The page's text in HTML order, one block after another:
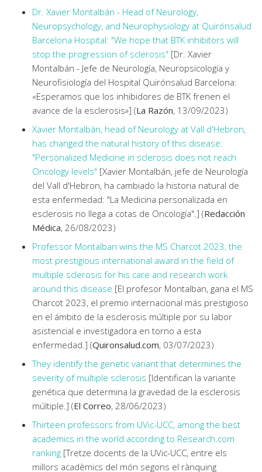
Dr. Xavier Montalbán - Head of Neurology,
Neuropsychology, and Neurophysiology at Quirónsalud
Barcelona Hospital: "We hope that BTK inhibitors will
stop the progression of sclerosis" [Dr. Xavier
Montalbán - Jefe de Neurología, Neuropsicología y
Neurofisiología del Hospital Quirónsalud Barcelona:
«Esperamos que los inhibidores de BTK frenen el
avance de la esclerosis»] (La Razón, 13/09/2023)
Xavier Montalbán, head of Neurology at Vall d'Hebron,
has changed the natural history of this disease:
"Personalized Medicine in sclerosis does not reach
Oncology levels" [Xavier Montalbán, jefe de Neurología
del Vall d'Hebron, ha cambiado la historia natural de
esta enfermedad: "La Medicina personalizada en
esclerosis no llega a cotas de Oncología".] (Redacción
Médica, 26/08/2023)
Professor Montalban wins the MS Charcot 2023, the
most prestigious international award in the field of
multiple sclerosis for his care and research work
around this disease [El profesor Montalban, gana el MS
Charcot 2023, el premio internacional más prestigioso
en el ámbito de la esclerosis múltiple por su labor
asistencial e investigadora en torno a esta
enfermedad.] (Quironsalud.com, 03/07/2023)
They identify the genetic variant that determines the
severity of multiple sclerosis [Identifican la variante
genética que determina la gravedad de la esclerosis
múltiple.] (El Correo, 28/06/2023)
Thirteen professors from UVic-UCC, among the best
academics in the world according to Research.com
ranking [Tretze docents de la UVic-UCC, entre els
millors acadèmics del món segons el rànquing